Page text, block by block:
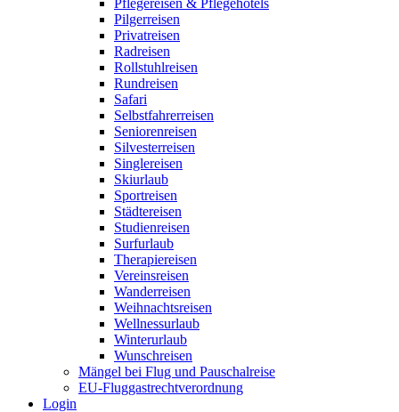
Pflegereisen & Pflegehotels
Pilgerreisen
Privatreisen
Radreisen
Rollstuhlreisen
Rundreisen
Safari
Selbstfahrerreisen
Seniorenreisen
Silvesterreisen
Singlereisen
Skiurlaub
Sportreisen
Städtereisen
Studienreisen
Surfurlaub
Therapiereisen
Vereinsreisen
Wanderreisen
Weihnachtsreisen
Wellnessurlaub
Winterurlaub
Wunschreisen
Mängel bei Flug und Pauschalreise
EU-Fluggastrechtverordnung
Login